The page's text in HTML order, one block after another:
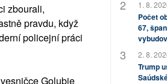
zbourali,
pravdu, když
policejní práci
Golubie
1. 8.
Počet
67,
2. 8.
Trump